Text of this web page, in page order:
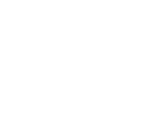
96 TFN Menge